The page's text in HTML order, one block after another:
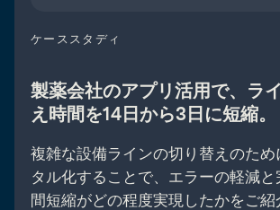
ケーススタディ
製薬会社のアプリ活用で、ラ
え時間を14日から3日に短縮。
複雑な設備ラインの切り替えのため
タル化することで、エラーの軽減
間短縮がどの程度実現したかをご紹